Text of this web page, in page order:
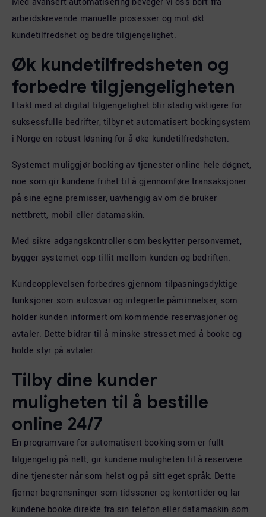
arbeidskrevende manuelle prosesser og mot økt
kundetilfredshet og bedre tilgjengelighet.
Øk kundetilfredsheten og
forbedre tilgjengeligheten
I takt med at digital tilgjengelighet blir stadig viktigere for
suksessfulle bedrifter, tilbyr et automatisert bookingsystem
i Norge en robust løsning for å øke kundetilfredsheten.
Systemet muliggjør booking av tjenester online hele døgnet,
noe som gir kundene frihet til å gjennomføre transaksjoner
på sine egne premisser, uavhengig av om de bruker
nettbrett, mobil eller datamaskin.
Med sikre adgangskontroller som beskytter personvernet,
bygger systemet opp tillit mellom kunden og bedriften.
Kundeopplevelsen forbedres gjennom tilpasningsdyktige
funksjoner som autosvar og integrerte påminnelser, som
holder kunden informert om kommende reservasjoner og
avtaler. Dette bidrar til å minske stresset med å booke og
holde styr på avtaler.
Tilby dine kunder
muligheten til å bestille
online 24/7
En programvare for automatisert booking som er fullt
tilgjengelig på nett, gir kundene muligheten til å reservere
dine tjenester når som helst og på sitt eget språk. Dette
fjerner begrensninger som tidssoner og kontortider og lar
kundene booke direkte fra sin telefon eller datamaskin som